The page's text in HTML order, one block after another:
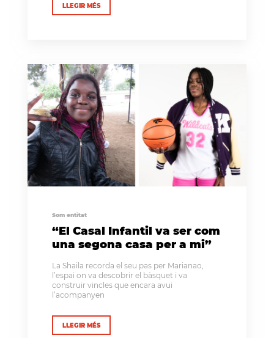
LLEGIR MÉS
Som entitat
“El Casal Infantil va ser com
una segona casa per a mi”
La Shaila recorda el seu pas per Marianao,
l’espai on va descobrir el bàsquet i va
construir vincles que encara avui
l’acompanyen
LLEGIR MÉS